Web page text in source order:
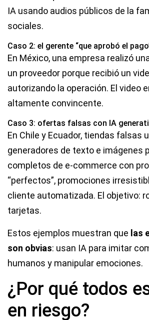
IA usando audios públicos de la
sociales.
Caso 2: el gerente “que aprobó el
En México, una empresa realizó
un proveedor porque recibió un
autorizando la operación. El video
altamente convincente.
Caso 3: ofertas falsas con IA
En Chile y Ecuador, tiendas falsas
generadores de texto e imágenes
completos de e-commerce con
“perfectos”, promociones
cliente automatizada. El objetivo:
tarjetas.
Estos ejemplos muestran que las
son obvias: usan IA para imitar
humanos y manipular emociones.
¿Por qué todos
en riesgo?